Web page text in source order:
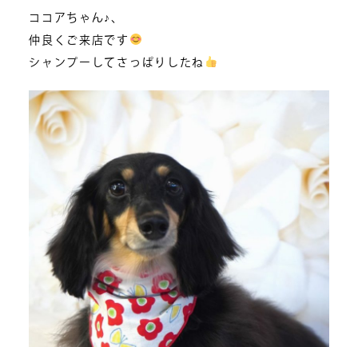
ココアちゃん♪、
仲良くご来店です
シャンプーしてさっぱりしたね